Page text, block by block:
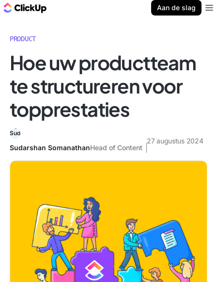
Aan de slag
PRODUCT
Hoe uw productteam
te structureren voor
topprestaties
Sudarshan SomanathanHead of Content
27 augustus 2024